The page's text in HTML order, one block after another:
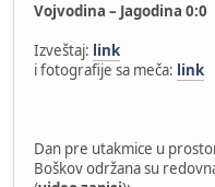
Vojvodina – Jagodina 0:0
Izveštaj: link
i fotografije sa meča: link
Dan pre utakmice u
Boškov održana su